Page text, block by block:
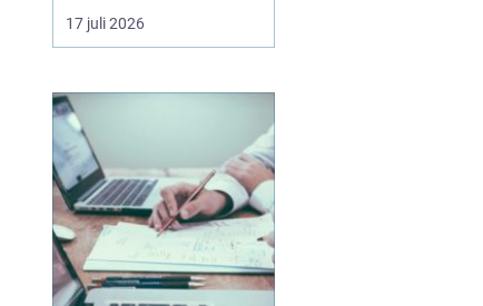
verkstadsindustri är
effektiva och
verktyg och lösningar
avgörande.
är en...
17 juli 2026